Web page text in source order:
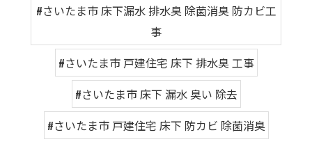
#さいたま市 床下漏水 排水臭 除菌消臭 防カビ工
事
#さいたま市 戸建住宅 床下 排水臭 工事
#さいたま市 床下 漏水 臭い 除去
#さいたま市 戸建住宅 床下 防カビ 除菌消臭